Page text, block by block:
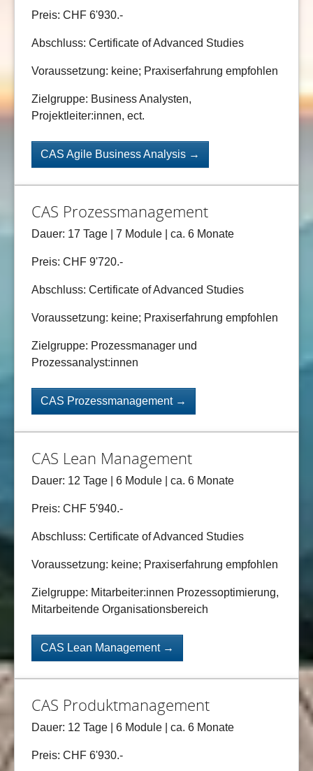
Preis: CHF 6'930.-
Abschluss: Certificate of Advanced Studies
Voraussetzung: keine; Praxiserfahrung empfohlen
Zielgruppe: Business Analysten,
Projektleiter:innen, ect.
CAS Agile Business Analysis →
CAS Prozessmanagement
Dauer: 17 Tage | 7 Module | ca. 6 Monate
Preis: CHF 9'720.-
Abschluss: Certificate of Advanced Studies
Voraussetzung: keine; Praxiserfahrung empfohlen
Zielgruppe: Prozessmanager und
Prozessanalyst:innen
CAS Prozessmanagement →
CAS Lean Management
Dauer: 12 Tage | 6 Module | ca. 6 Monate
Preis: CHF 5'940.-
Abschluss: Certificate of Advanced Studies
Voraussetzung: keine; Praxiserfahrung empfohlen
Zielgruppe: Mitarbeiter:innen Prozessoptimierung,
Mitarbeitende Organisationsbereich
CAS Lean Management →
CAS Produktmanagement
Dauer: 12 Tage | 6 Module | ca. 6 Monate
Preis: CHF 6'930.-